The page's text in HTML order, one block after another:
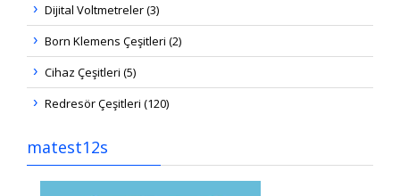
Dijital Voltmetreler (3)
Born Klemens Çeşitleri (2)
Cihaz Çeşitleri (5)
Redresör Çeşitleri (120)
matest12s